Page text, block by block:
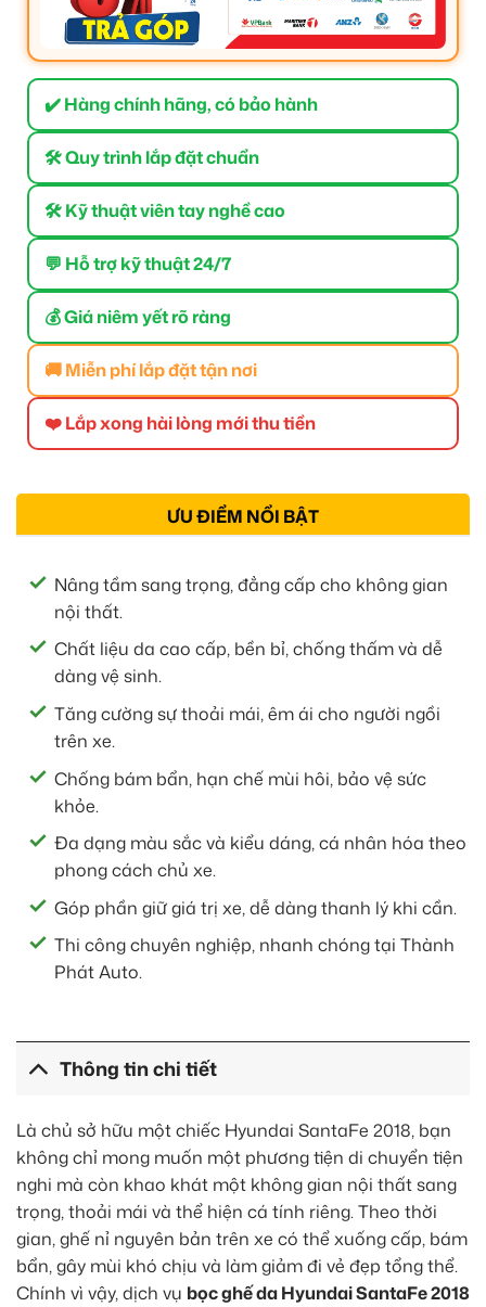
✔️ Hàng chính hãng, có bảo hành
🛠 Quy trình lắp đặt chuẩn
🛠 Kỹ thuật viên tay nghề cao
💬 Hỗ trợ kỹ thuật 24/7
💰 Giá niêm yết rõ ràng
🚚 Miễn phí lắp đặt tận nơi
❤️ Lắp xong hài lòng mới thu tiền
ƯU ĐIỂM NỔI BẬT
Nâng tầm sang trọng, đẳng cấp cho không gian
nội thất.
Chất liệu da cao cấp, bền bỉ, chống thấm và dễ
dàng vệ sinh.
Tăng cường sự thoải mái, êm ái cho người ngồi
trên xe.
Chống bám bẩn, hạn chế mùi hôi, bảo vệ sức
khỏe.
Đa dạng màu sắc và kiểu dáng, cá nhân hóa theo
phong cách chủ xe.
Góp phần giữ giá trị xe, dễ dàng thanh lý khi cần.
Thi công chuyên nghiệp, nhanh chóng tại Thành
Phát Auto.
Thông tin chi tiết
Là chủ sở hữu một chiếc Hyundai SantaFe 2018, bạn
không chỉ mong muốn một phương tiện di chuyển tiện
nghi mà còn khao khát một không gian nội thất sang
trọng, thoải mái và thể hiện cá tính riêng. Theo thời
gian, ghế nỉ nguyên bản trên xe có thể xuống cấp, bám
bẩn, gây mùi khó chịu và làm giảm đi vẻ đẹp tổng thể.
Chính vì vậy, dịch vụ bọc ghế da Hyundai SantaFe 2018